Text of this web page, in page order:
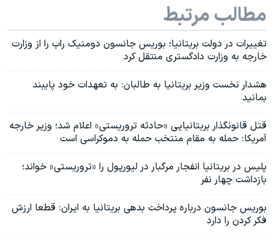
مطالب مرتبط
تغییرات در دولت بریتانیا؛ بوریس جانسون دومنیک راب را از وزارت
خارجه به وزارت دادگستری منتقل کرد
هشدار نخست وزیر بریتانیا به طالبان: به تعهدات خود پایبند
بمانید
قتل قانونگذار بریتانیایی «حادثه تروریستی» اعلام شد؛ وزیر خارجه
آمریکا: حمله به مقام منتخب حمله به دموکراسی است
پلیس در بریتانیا انفجار مرگبار در لیورپول را «تروریستی» خواند؛
بازداشت چهار نفر
بوریس جانسون درباره پرداخت بدهی بریتانیا به ایران: قطعا ارزش
فکر کردن را دارد